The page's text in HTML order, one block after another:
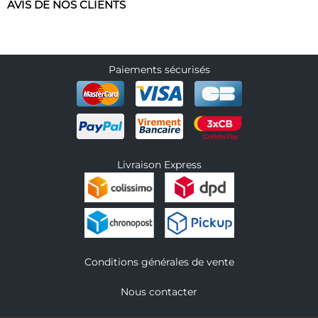
AVIS DE NOS CLIENTS
Paiements sécurisés
Livraison Express
Conditions générales de vente
Nous contacter